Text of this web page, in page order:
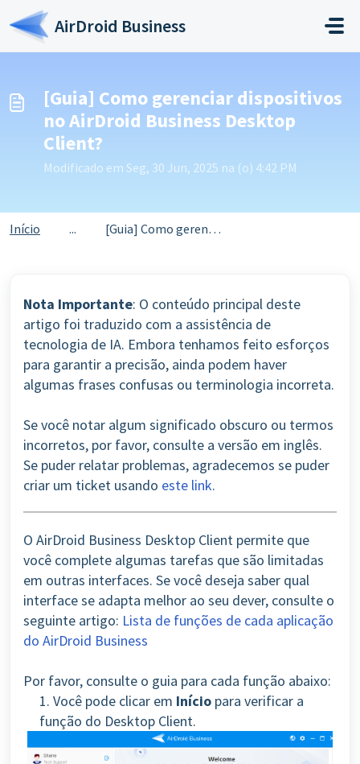
Ir para o conteúdo principal
AirDroid Business
[Guia] Como gerenciar dispositivos
no AirDroid Business Desktop
Client?
Modificado em Seg, 30 Jun, 2025 na (o) 4:42 PM
Início ... [Guia] Como gerenciar dispositivos no AirDroid Business D...
Nota Importante: O conteúdo principal deste
artigo foi traduzido com a assistência de
tecnologia de IA. Embora tenhamos feito esforços
para garantir a precisão, ainda podem haver
algumas frases confusas ou terminologia incorreta.
Se você notar algum significado obscuro ou termos
incorretos, por favor, consulte a versão em inglês.
Se puder relatar problemas, agradecemos se puder
criar um ticket usando este link.
O AirDroid Business Desktop Client permite que
você complete algumas tarefas que são limitadas
em outras interfaces. Se você deseja saber qual
interface se adapta melhor ao seu dever, consulte o
seguinte artigo: Lista de funções de cada aplicação
do AirDroid Business
Por favor, consulte o guia para cada função abaixo:
1. Você pode clicar em Início para verificar a
função do Desktop Client.